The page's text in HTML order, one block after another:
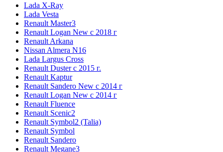
Lada X-Ray
Lada Vesta
Renault Master3
Renault Logan New с 2018 г
Renault Arkana
Nissan Almera N16
Lada Largus Cross
Renault Duster с 2015 г.
Renault Kaptur
Renault Sandero New с 2014 г
Renault Logan New с 2014 г
Renault Fluence
Renault Scenic2
Renault Symbol2 (Talia)
Renault Symbol
Renault Sandero
Renault Megane3